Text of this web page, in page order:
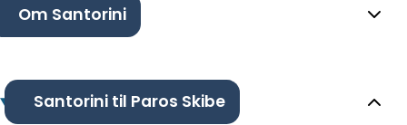
Om Santorini
Santorini til Paros Skibe